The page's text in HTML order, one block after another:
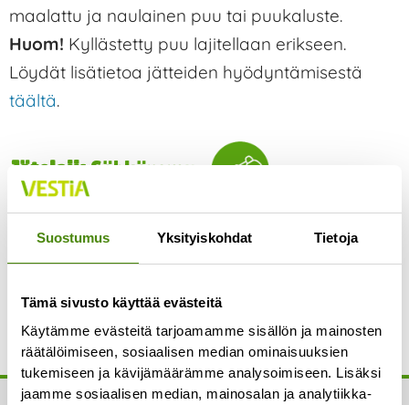
Suostumus Yksityiskohdat Tietoja
Tämä sivusto käyttää evästeitä
Käytämme evästeitä tarjoamamme sisällön ja mainosten
räätälöimiseen, sosiaalisen median ominaisuuksien
tukemiseen ja kävijämäärämme analysoimiseen. Lisäksi
jaamme sosiaalisen median, mainosalan ja analytiikka-
maalattu ja naulainen puu tai puukaluste.
Huom! Kyllästetty puu lajitellaan erikseen.
Löydät lisätietoa jätteiden hyödyntämisestä
täältä.
Jätelaji: Sähköromu
Vastaanotetaan lajittelupihoilla tai sähkö- ja
elektroniikkalaitteita myyvissä liikkeissä. Löydät
lisätietoa jätteiden hyödyntämisestätäältä.